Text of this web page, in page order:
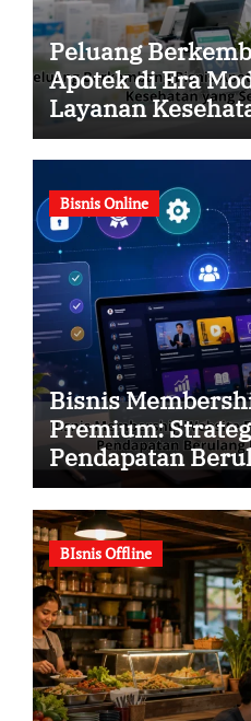
Peluang
Apotek di Era
Layanan
Dibutuhkan
Bisnis Online
Bisnis
Premium:
Pendapatan
Platform Digital
BIsnis Offline